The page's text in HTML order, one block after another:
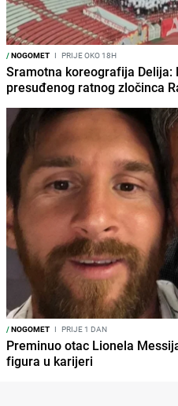
/NOGOMET I PRIJE OKO 18H
Sramotna koreografija Delija:
presuđenog ratnog zločinca
/NOGOMET I PRIJE 1 DAN
Preminuo otac Lionela
figura u karijeri